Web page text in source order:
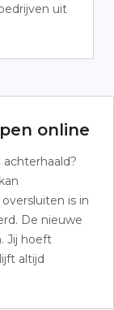
uit
online
is in
De nieuwe
Jij hoeft
altijd